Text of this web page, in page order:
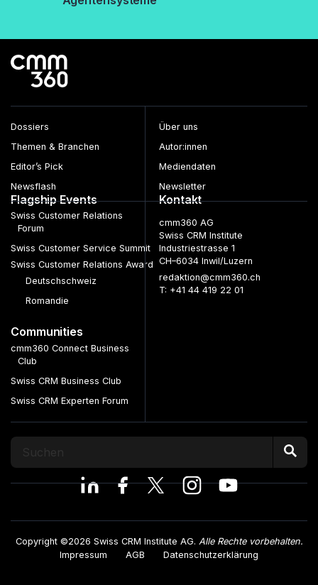
Dossiers
Themen & Branchen
Editor’s Pick
Newsflash
Über uns
Autor:innen
Mediendaten
Newsletter
Flagship Events
Swiss Customer Relations
Forum
Swiss Customer Service Summit
Swiss Customer Relations Award
Deutschschweiz
Romandie
Communities
cmm360 Connect Business
Club
Swiss CRM Business Club
Swiss CRM Experten Forum
Kontakt
cmm360 AG
Swiss CRM Institute
Industriestrasse 1
CH–6034 Inwil/Luzern
redaktion@cmm360.ch
T: +41 44 419 22 01
Copyright ©2026 Swiss CRM Institute AG. Alle Rechte vorbehalten.
Impressum
AGB Datenschutzerklärung